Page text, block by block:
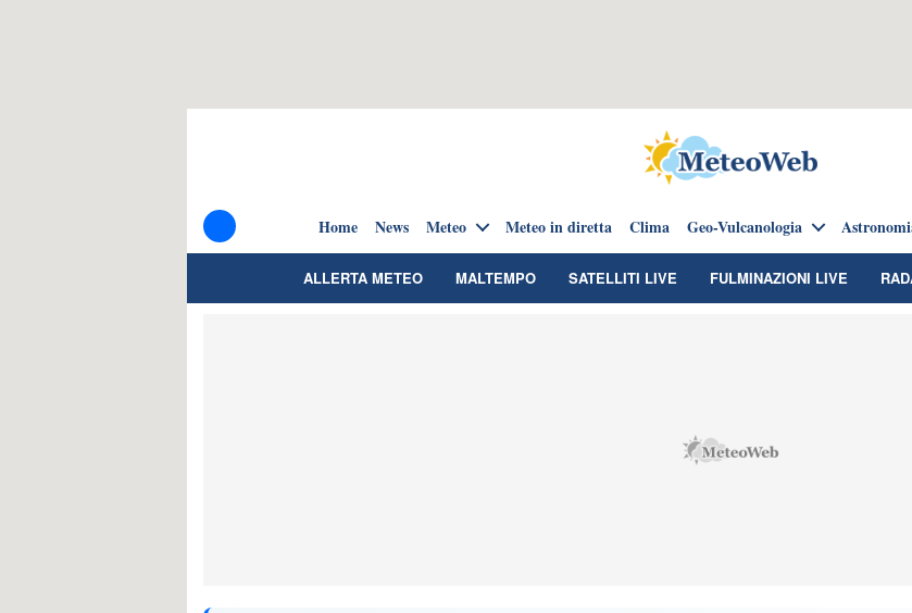
Home News Meteo Meteo in diretta Clima Geo-Vulcanologia
ALLERTA METEO MALTEMPO SATELLITI LIVE FULMINAZIONI LIVE